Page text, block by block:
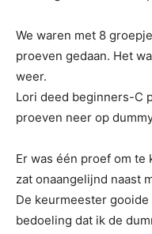
We waren met 8
proeven gedaan. Het
weer.
Lori deed beginners-C
proeven neer op
Er was één proef om te
zat onaangelijnd naast
De keurmeester
bedoeling dat ik de